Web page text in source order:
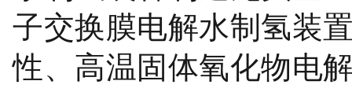
子交换膜电解水制氢装
性、高温固体氧化物电